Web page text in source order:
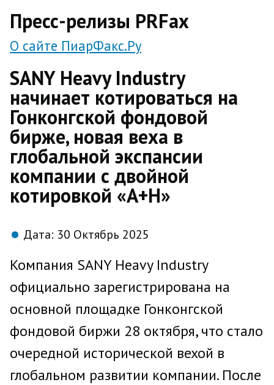
Пресс-релизы PRFax
О сайте ПиарФакс.Ру
SANY Heavy Industry
начинает котироваться на
Гонконгской фондовой
бирже, новая веха в
глобальной экспансии
компании с двойной
котировкой «A+H»
Дата: 30 Октябрь 2025
Компания SANY Heavy Industry
официально зарегистрирована на
основной площадке Гонконгской
фондовой биржи 28 октября, что стало
очередной исторической вехой в
глобальном развитии компании. После